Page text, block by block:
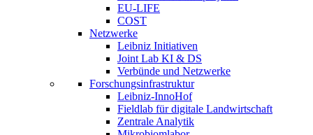
EU-LIFE
COST
Netzwerke
Leibniz Initiativen
Joint Lab KI & DS
Verbünde und Netzwerke
Forschungsinfrastruktur
Leibniz-InnoHof
Fieldlab für digitale Landwirtschaft
Zentrale Analytik